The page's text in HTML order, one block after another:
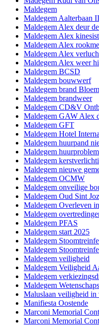
Maldegem
Maldegem Aalterbaan II
Maldegem Alex deur
Maldegem Alex
Maldegem Alex
Maldegem Alex
Maldegem Alex weer
Maldegem BCSD
Maldegem bouwwerf
Maldegem brand
Maldegem brandweer
Maldegem CD&V
Maldegem GAW Alex
Maldegem GFT
Maldegem Hotel
Maldegem huurpand
Maldegem
Maldegem
Maldegem nieuwe
Maldegem OCMW
Maldegem onveilige
Maldegem Oud Sint
Maldegem Overleven
Maldegem
Maldegem PFAS
Maldegem start 2025
Maldegem
Maldegem
Maldegem veiligheid
Maldegem Veiligheid
Maldegem
Maldegem
Maluslaan veiligheid in
Manifiesta Oostende
Marconi Memorial
Marconi Memorial